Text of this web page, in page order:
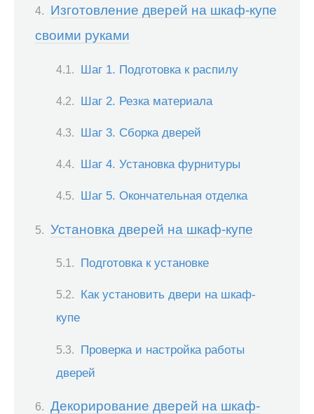
Изготовление дверей на шкаф-купе
своими руками
Шаг 1. Подготовка к распилу
Шаг 2. Резка материала
Шаг 3. Сборка дверей
Шаг 4. Установка фурнитуры
Шаг 5. Окончательная отделка
Установка дверей на шкаф-купе
Подготовка к установке
Как установить двери на шкаф-
купе
Проверка и настройка работы
дверей
Декорирование дверей на шкаф-